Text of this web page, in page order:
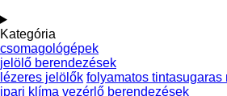
Kategória
csomagológépek
jelölő berendezések
lézeres jelölők folyamatos tintasugaras
ipari klíma vezérlő berendezések